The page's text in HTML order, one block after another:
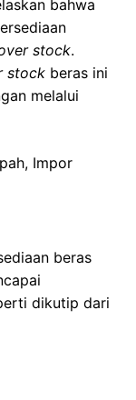
bahwa
stock.
stock beras ini
melalui
beras
dikutip dari